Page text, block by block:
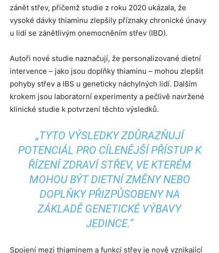
zánět střev, přičemž studie z roku 2020 ukázala, že
vysoké dávky thiaminu zlepšily příznaky chronické únavy
u lidí se zánětlivým onemocněním střev (IBD).
Autoři nové studie naznačují, že personalizované dietní
intervence – jako jsou doplňky thiaminu – mohou zlepšit
pohyby střev a IBS u geneticky náchylných lidí. Dalším
krokem jsou laboratorní experimenty a pečlivě navržené
klinické studie k potvrzení těchto výsledků.
„TYTO VÝSLEDKY ZDŮRAZŇUJÍ
POTENCIÁL PRO CÍLENĚJŠÍ PŘÍSTUP K
ŘÍZENÍ ZDRAVÍ STŘEV, VE KTERÉM
MOHOU BÝT DIETNÍ ZMĚNY NEBO
DOPLŇKY PŘIZPŮSOBENY NA
ZÁKLADĚ GENETICKÉ VÝBAVY
JEDINCE.“
Spojení mezi thiaminem a funkcí střev je nově vznikající